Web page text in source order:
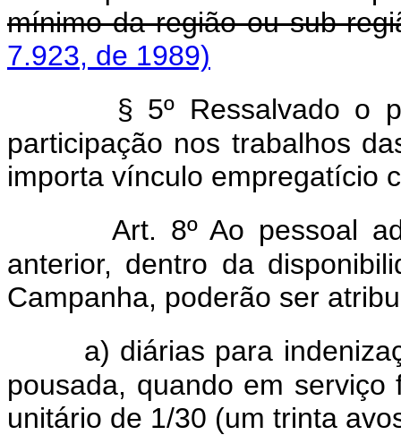
mínimo da região ou sub-
7.923, de 1989)
§ 5º Ressalvado o
participação nos trabalhos
importa vínculo empregatício
Art. 8º Ao pessoal
anterior, dentro da
Campanha, poderão ser
a) diárias para
pousada, quando em
unitário de 1/30 (um trinta